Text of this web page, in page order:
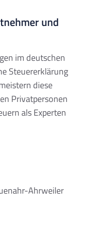
und
im deutschen
Steuererklärung
diese
Privatpersonen
als Experten
Ahrweiler